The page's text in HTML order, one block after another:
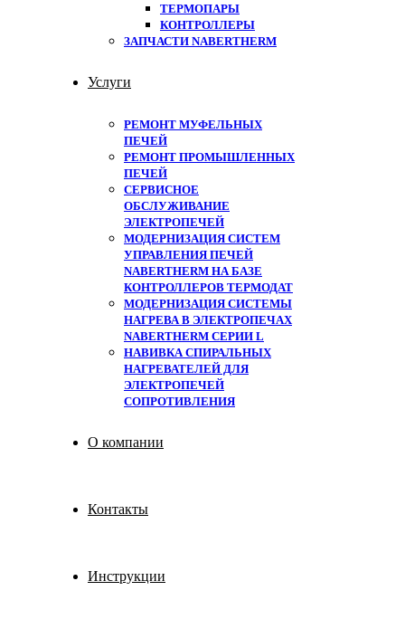
ТЕРМОПАРЫ
КОНТРОЛЛЕРЫ
ЗАПЧАСТИ NABERTHERM
Услуги
РЕМОНТ МУФЕЛЬНЫХ
ПЕЧЕЙ
РЕМОНТ ПРОМЫШЛЕННЫХ
ПЕЧЕЙ
СЕРВИСНОЕ
ОБСЛУЖИВАНИЕ
ЭЛЕКТРОПЕЧЕЙ
МОДЕРНИЗАЦИЯ СИСТЕМ
УПРАВЛЕНИЯ ПЕЧЕЙ
NABERTHERM НА БАЗЕ
КОНТРОЛЛЕРОВ ТЕРМОДАТ
МОДЕРНИЗАЦИЯ СИСТЕМЫ
НАГРЕВА В ЭЛЕКТРОПЕЧАХ
NABERTHERM СЕРИИ L
НАВИВКА СПИРАЛЬНЫХ
НАГРЕВАТЕЛЕЙ ДЛЯ
ЭЛЕКТРОПЕЧЕЙ
СОПРОТИВЛЕНИЯ
О компании
Контакты
Инструкции